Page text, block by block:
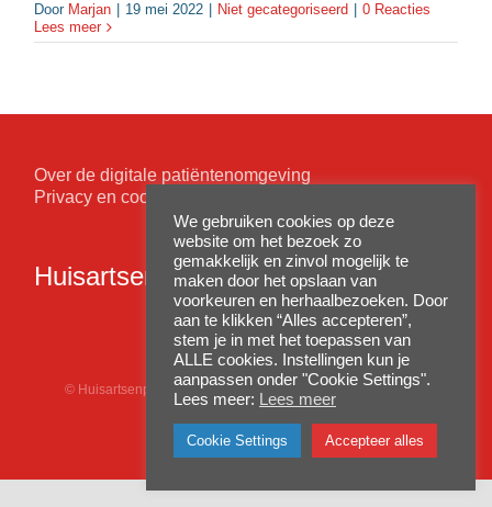
Door Marjan 19 mei 2022 Niet gecategoriseerd
0 Reacties
Lees meer
Over de digitale patiëntenomgeving
Privacy en cookiewetgeving
Huisartsenpraktijk Nieuwpoort
© Huisartsenpraktijk Nieuwpoort2026 realisatie:you-made-it
Facebook
TwitterInstagramPinterest
We gebruiken cookies op deze
website om het bezoek zo
gemakkelijk en zinvol mogelijk te
maken door het opslaan van
voorkeuren en herhaalbezoeken. Door
aan te klikken “Alles accepteren”,
stem je in met het toepassen van
ALLE cookies. Instellingen kun je
aanpassen onder "Cookie Settings".
Lees meer:
Lees meer
Cookie Settings Accepteer alles